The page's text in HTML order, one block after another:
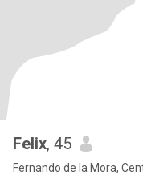
Felix, 45
Fernando de la Mora,